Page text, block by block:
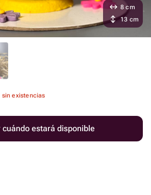
existencias
cuándo estará disponible
8 cm
13 cm